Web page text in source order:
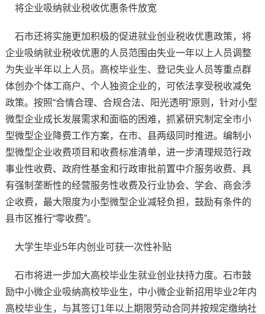
将企业吸纳就业税收优惠条件放宽
石市还将实施更加积极的促进就业创业税收优惠政策，将
企业吸纳就业税收优惠的人员范围由失业一年以上人员调整
为失业半年以上人员。高校毕业生、登记失业人员等重点群
体创办个体工商户、个人独资企业的，可依法享受税收减免
政策。按照“合情合理、合规合法、阳光透明”原则，针对小型
微型企业成长发展需求和面临的困难，抓紧研究制定全市小
型微型企业降费工作方案，在市、县两级同时推进。编制小
型微型企业收费项目和收费标准清单，进一步清理规范行政
事业性收费、政府性基金和行政审批前置中介服务收费、具
有强制垄断性的经营服务性收费及行业协会、学会、商会涉
企收费，最大限度为小型微型企业减轻负担，鼓励有条件的
县市区推行“零收费”。
大学生毕业5年内创业可获一次性补贴
石市将进一步加大高校毕业生就业创业扶持力度。石市鼓
励中小微企业吸纳高校毕业生，中小微企业新招用毕业2年内
高校毕业生，与其签订1年以上期限劳动合同并按规定缴纳社